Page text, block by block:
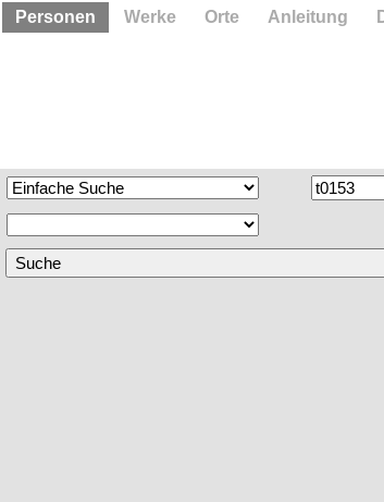
Personen Werke Orte Anleitung